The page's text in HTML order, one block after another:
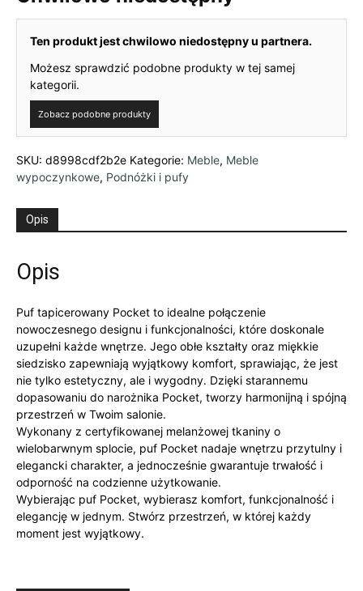
Ten produkt jest chwilowo niedostępny u partnera.
Możesz sprawdzić podobne produkty w tej samej
kategorii.
Zobacz podobne produkty
SKU: d8998cdf2b2e Kategorie: Meble, Meble
wypoczynkowe, Podnóżki i pufy
Opis
Opis
Puf tapicerowany Pocket to idealne połączenie
nowoczesnego designu i funkcjonalności, które doskonale
uzupełni każde wnętrze. Jego obłe kształty oraz miękkie
siedzisko zapewniają wyjątkowy komfort, sprawiając, że jest
nie tylko estetyczny, ale i wygodny. Dzięki starannemu
dopasowaniu do narożnika Pocket, tworzy harmonijną i spójną
przestrzeń w Twoim salonie.
Wykonany z certyfikowanej melanżowej tkaniny o
wielobarwnym splocie, puf Pocket nadaje wnętrzu przytulny i
elegancki charakter, a jednocześnie gwarantuje trwałość i
odporność na codzienne użytkowanie.
Wybierając puf Pocket, wybierasz komfort, funkcjonalność i
elegancję w jednym. Stwórz przestrzeń, w której każdy
moment jest wyjątkowy.